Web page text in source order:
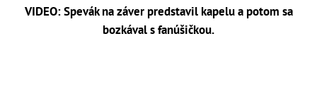
VIDEO: Spevák na záver predstavil kapelu a potom sa
bozkával s fanúšičkou.